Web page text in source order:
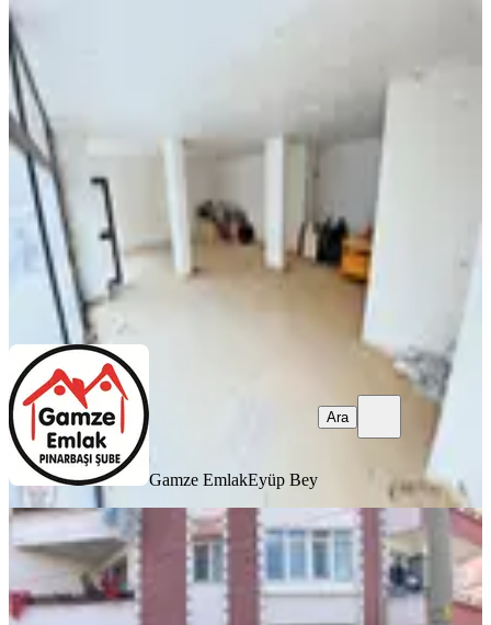
·106 m² Düz Giriş (Zemin)·
Gamze Emlak Eyüp Bey
Gamze EmlakEyüp Bey
Ara
Sincan Merkezde Kiralık Köşe
Dükkan
Ankara, Sincan